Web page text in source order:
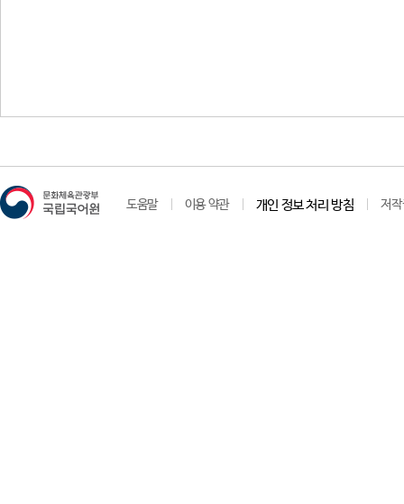
도움말 이용 약관 개인 정보 처리 방침 저